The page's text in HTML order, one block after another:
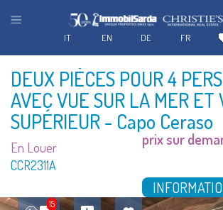
DEUX PIÈCES POUR 4
AVEC VUE SUR LA MER
SUPÉRIEUR- Capo Ceraso
En Louer
CCR2311A
prix sur
15
FR
DE
EN
IT